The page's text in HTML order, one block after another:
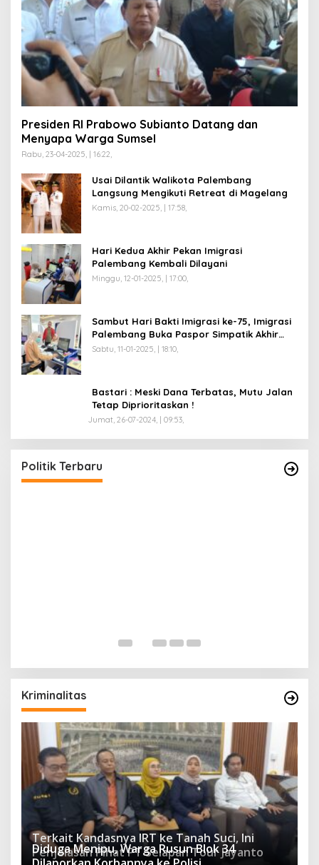
Presiden RI Prabowo Subianto Datang dan
Menyapa Warga Sumsel
Rabu, 23-04-2025, | 16:22,
Usai Dilantik Walikota Palembang
Langsung Mengikuti Retreat di Magelang
Kamis, 20-02-2025, | 17:58,
Hari Kedua Akhir Pekan Imigrasi
Palembang Kembali Dilayani
Minggu, 12-01-2025, | 17:00,
Sambut Hari Bakti Imigrasi ke-75, Imigrasi
Palembang Buka Paspor Simpatik Akhir
Pekan
Sabtu, 11-01-2025, | 18:10,
Bastari : Meski Dana Terbatas, Mutu Jalan
Tetap Diprioritaskan !
Jumat, 26-07-2024, | 09:53,
Politik Terbaru
Deklarasi Pilkada Damai 2024
Di Politik | Senin, 04-11-2024, | 18:58,
Kriminalitas
Terkait Kandasnya IRT ke Tanah Suci, Ini
Penjelasan Pihat PT Selapan Tour Jayanto
Diduga Menipu, Warga Rusun Blok 34